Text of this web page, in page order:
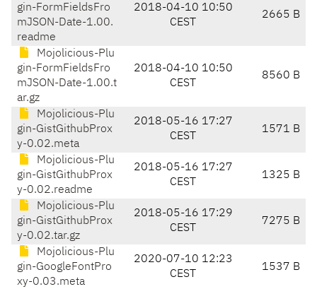
gin-FormFieldsFro
mJSON-Date-1.00.
readme
2018-04-10 10:50
CEST
2665 B
Mojolicious-Plu
gin-FormFieldsFro
mJSON-Date-1.00.t
ar.gz
2018-04-10 10:50
CEST
8560 B
Mojolicious-Plu
gin-GistGithubProx
y-0.02.meta
2018-05-16 17:27
CEST
1571 B
Mojolicious-Plu
gin-GistGithubProx
y-0.02.readme
2018-05-16 17:27
CEST
1325 B
Mojolicious-Plu
gin-GistGithubProx
y-0.02.tar.gz
2018-05-16 17:29
CEST
7275 B
Mojolicious-Plu
gin-GoogleFontPro
xy-0.03.meta
2020-07-10 12:23
CEST
1537 B